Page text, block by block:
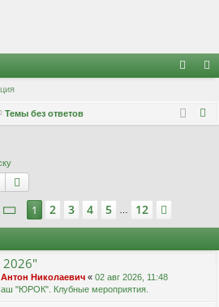
д и
ция
Темы без ответов
Поиск
Страница из 12
1 2 3 4 5 12
Антон Николаевич « 02 авг 2026, 11:48
"ЮРОК". Клубные мероприятия.